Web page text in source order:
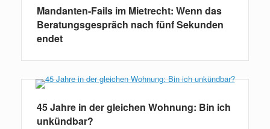
Mandanten-Fails im Mietrecht: Wenn das
Beratungsgespräch nach fünf Sekunden
endet
45 Jahre in der gleichen Wohnung: Bin ich
unkündbar?